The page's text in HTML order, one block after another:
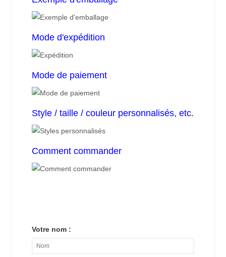
Mode d'expédition
Mode de paiement
Style / taille / couleur personnalisés, etc.
Comment commander
Votre nom :